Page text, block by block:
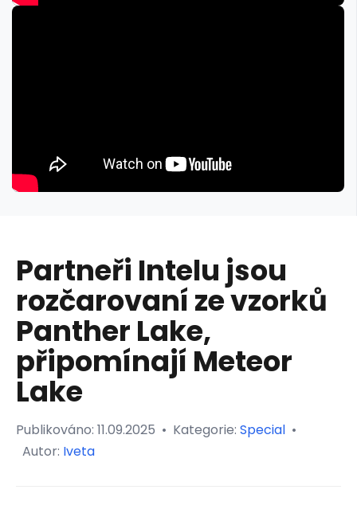
Partneři Intelu jsou
rozčarovaní ze vzorků
Panther Lake,
připomínají Meteor
Lake
Publikováno: 11.09.2025 • Kategorie: Special •
Autor: Iveta